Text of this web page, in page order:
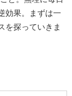
効果。まずは一
を探っていきま